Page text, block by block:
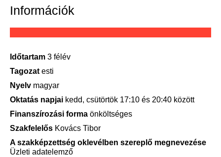
Információk
Időtartam 3 félév
Tagozat esti
Nyelv magyar
Oktatás napjai kedd, csütörtök 17:10 és 20:40 között
Finanszírozási forma önköltséges
Szakfelelős Kovács Tibor
A szakképzettség oklevélben szereplő megnevezése
Üzleti adatelemző